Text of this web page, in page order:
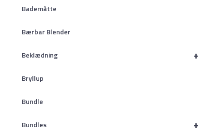
Bademåtte
Bærbar Blender
+
Beklædning
Bryllup
Bundle
+
Bundles